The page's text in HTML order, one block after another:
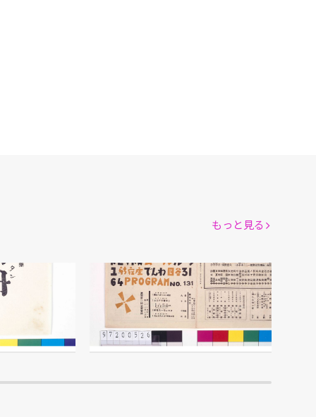
越野賢二/編
江戸東京博物館
もっと見る